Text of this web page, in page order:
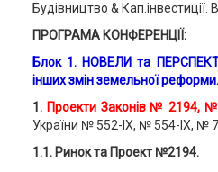
Будівництво & Кап.інвестиції.
ПРОГРАМА КОНФЕРЕНЦІЇ:
Блок 1. НОВЕЛИ та
інших змін земельної реформи.
1. Проекти Законів № 2194,
України № 552-IX, № 554-IX, №
1.1. Ринок та Проект №2194.